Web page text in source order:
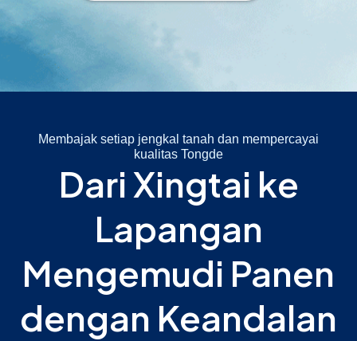
Membajak setiap jengkal tanah dan mempercayai
kualitas Tongde
Dari Xingtai ke
Lapangan
Mengemudi Panen
dengan Keandalan